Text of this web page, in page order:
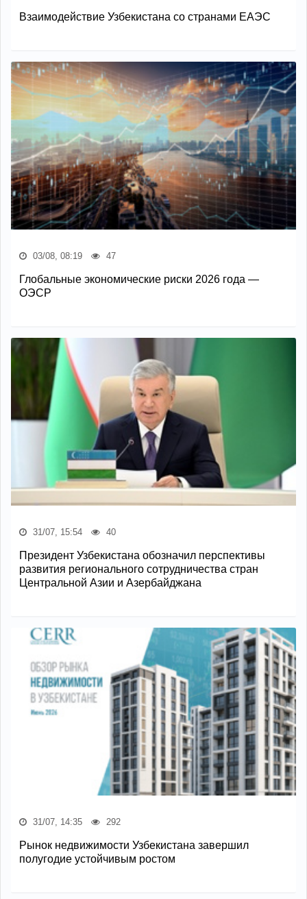
Взаимодействие Узбекистана со странами ЕАЭС
03/08, 08:19 47
Глобальные экономические риски 2026 года —
ОЭСР
31/07, 15:54 40
Президент Узбекистана обозначил перспективы
развития регионального сотрудничества стран
Центральной Азии и Азербайджана
31/07, 14:35 292
Рынок недвижимости Узбекистана завершил
полугодие устойчивым ростом